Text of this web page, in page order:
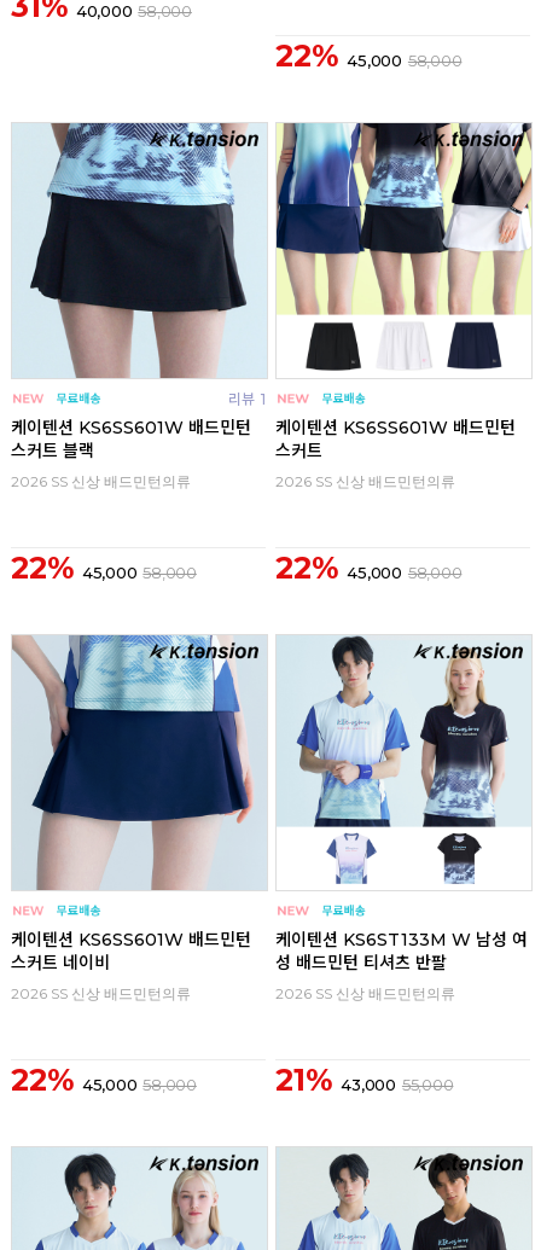
40,000 58,000
22% 45,000 58,000
리뷰 1
케이텐션 KS6SS601W 배드민턴
스커트 블랙
2026 SS 신상 배드민턴의류
22% 45,000 58,000
케이텐션 KS6SS601W 배드민턴
스커트
2026 SS 신상 배드민턴의류
22% 45,000 58,000
케이텐션 KS6SS601W 배드민턴
스커트 네이비
2026 SS 신상 배드민턴의류
22% 45,000 58,000
케이텐션 KS6ST133M W 남성 여
성 배드민턴 티셔츠 반팔
2026 SS 신상 배드민턴의류
21% 43,000 55,000